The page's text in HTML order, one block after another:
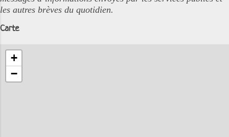
les autres brèves du quotidien.
Carte
+
−